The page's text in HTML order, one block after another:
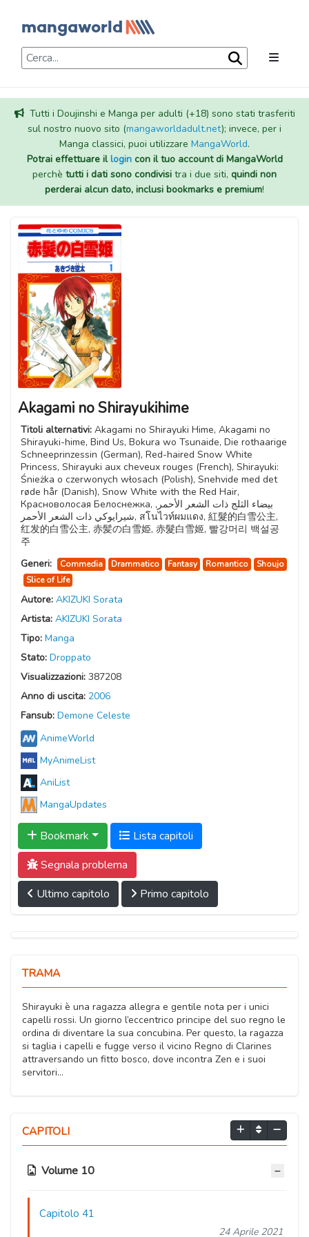
Tutti i Doujinshi e Manga per adulti (+18) sono stati trasferiti
sul nostro nuovo sito (mangaworldadult.net); invece, per i
Manga classici, puoi utilizzare MangaWorld.
Potrai effettuare illogincon il tuo account di MangaWorld
perchè tutti i dati sono condivisi tra i due siti, quindi non
perderai alcun dato, inclusi bookmarks e premium!
Akagami no Shirayukihime
Titoli alternativi: Akagami no Shirayuki Hime, Akagami no
Shirayuki-hime, Bind Us, Bokura wo Tsunaide, Die rothaarige
Schneeprinzessin (German), Red-haired Snow White
Princess, Shirayuki aux cheveux rouges (French), Shirayuki:
Śnieżka o czerwonych włosach (Polish), Snehvide med det
røde hår (Danish), Snow White with the Red Hair,
Красноволосая Белоснежка, بيضاء الثلج ذات الشعر الأحمر,
شيرايوكي ذات الشعر الأحمر, สโนไวท์ผมแดง, 紅髮的白雪公主,
红发的白雪公主, 赤髪の白雪姫, 赤髮白雪姬, 빨강머리 백설공
주
Generi:
Commedia Drammatico Fantasy Romantico
Shoujo
Slice of Life
Autore: AKIZUKI Sorata
Artista: AKIZUKI Sorata
Tipo: Manga
Stato: Droppato
Visualizzazioni: 387208
Anno di uscita: 2006
Fansub: Demone Celeste
AnimeWorld
MyAnimeList
AniList
MangaUpdates
Bookmark
Lista capitoli
Segnala problema
Ultimo capitolo
Primo capitolo
TRAMA
Shirayuki è una ragazza allegra e gentile nota per i unici
capelli rossi. Un giorno l’eccentrico principe del suo regno le
ordina di diventare la sua concubina. Per questo, la ragazza
si taglia i capelli e fugge verso il vicino Regno di Clarines
attraversando un fitto bosco, dove incontra Zen e i suoi
servitori…
CAPITOLI
Volume 10
Capitolo 41
24 Aprile 2021